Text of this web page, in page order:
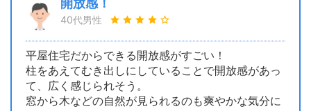
開放感！
40代男性
平屋住宅だからできる開放感がすごい！
柱をあえてむき出しにしていることで開放感があっ
て、広く感じられそう。
窓から木などの自然が見られるのも爽やかな気分に